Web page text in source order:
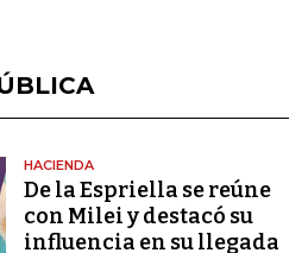
HACIENDA
De la Espriella se reúne
con Milei y destacó su
influencia en su llegada